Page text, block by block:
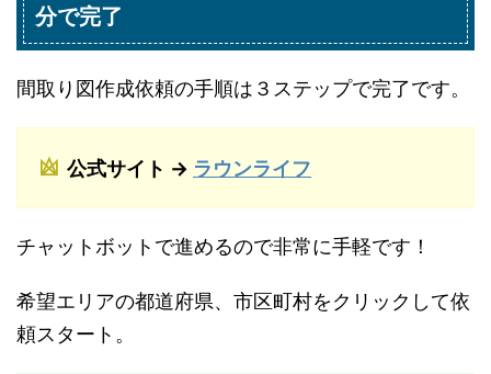
分で完了
間取り図作成依頼の手順は３ステップで完了です。
公式サイト → ラウンライフ
チャットボットで進めるので非常に手軽です！
希望エリアの都道府県、市区町村をクリックして依
頼スタート。